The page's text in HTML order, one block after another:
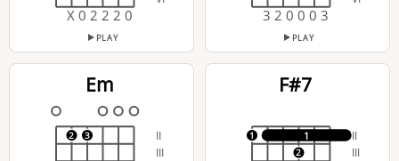
X 0 2 2 2 0
PLAY
3 2 0 0 0 3
PLAY
Em
II
III
2 3
F#7
II
III
1
1
2